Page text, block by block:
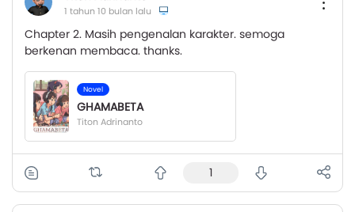
1 tahun 10 bulan lalu
Chapter 2. Masih pengenalan karakter. semoga
berkenan membaca. thanks.
Novel
GHAMABETA
Titon Adrinanto
1